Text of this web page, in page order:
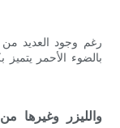
رغم وجود العديد من
بالضوء الأحمر